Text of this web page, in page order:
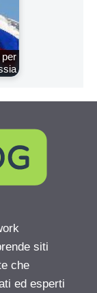
per
siti
che
ed esperti